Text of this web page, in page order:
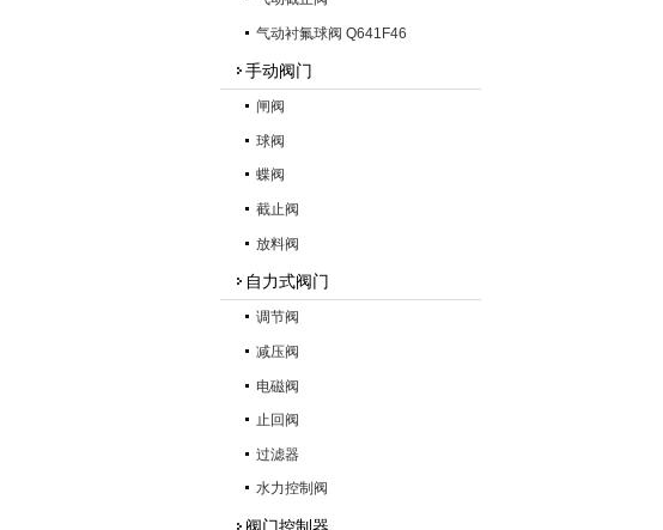
气动衬氟球阀 Q641F46
手动阀门
闸阀
球阀
蝶阀
截止阀
放料阀
自力式阀门
调节阀
减压阀
电磁阀
止回阀
过滤器
水力控制阀
阀门控制器